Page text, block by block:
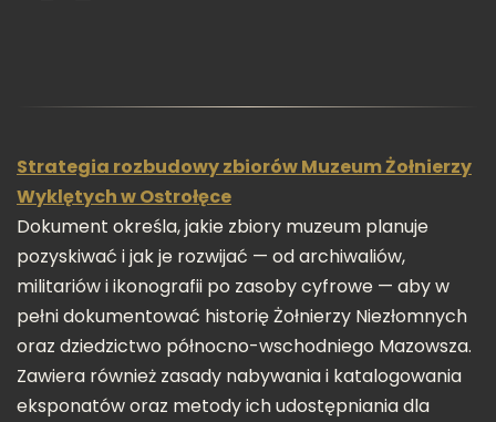
Strategia rozbudowy zbiorów Muzeum Żołnierzy
Wyklętych w Ostrołęce
Dokument określa, jakie zbiory muzeum planuje
pozyskiwać i jak je rozwijać — od archiwaliów,
militariów i ikonografii po zasoby cyfrowe — aby w
pełni dokumentować historię Żołnierzy Niezłomnych
oraz dziedzictwo północno-wschodniego Mazowsza.
Zawiera również zasady nabywania i katalogowania
eksponatów oraz metody ich udostępniania dla